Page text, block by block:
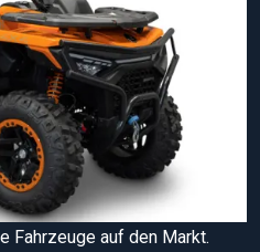
Fahrzeuge auf den Markt.